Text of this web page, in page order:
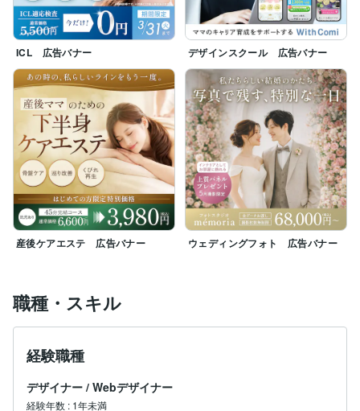
ICL 広告バナー デザインスクール 広告バナー
産後ケアエステ 広告バナー ウェディングフォト 広告バナー
職種・スキル
経験職種
デザイナー / Webデザイナー
経験年数 : 1年未満